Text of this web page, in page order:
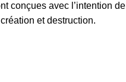
conçues avec l’intention de
et destruction.